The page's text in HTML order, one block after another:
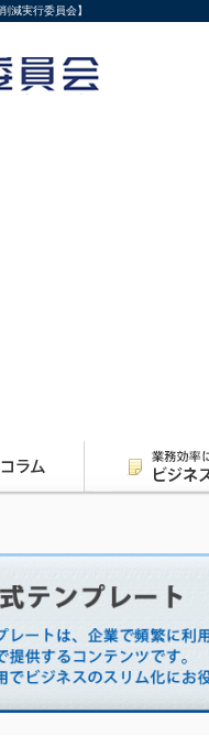
減実行委員会】